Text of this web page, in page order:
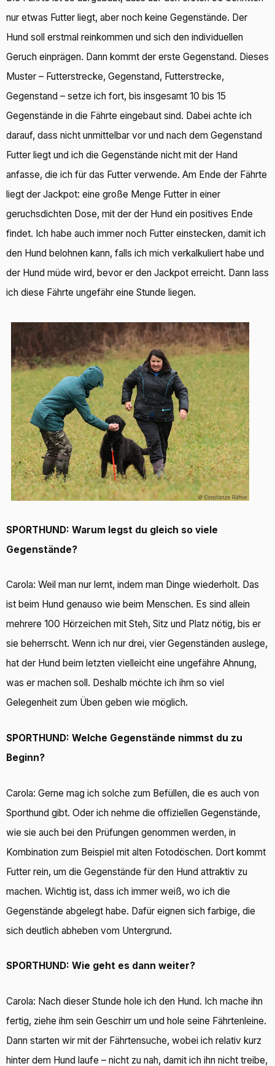
nur etwas Futter liegt, aber noch keine Gegenstände. Der
Hund soll erstmal reinkommen und sich den individuellen
Geruch einprägen. Dann kommt der erste Gegenstand. Dieses
Muster – Futterstrecke, Gegenstand, Futterstrecke,
Gegenstand – setze ich fort, bis insgesamt 10 bis 15
Gegenstände in die Fährte eingebaut sind. Dabei achte ich
darauf, dass nicht unmittelbar vor und nach dem Gegenstand
Futter liegt und ich die Gegenstände nicht mit der Hand
anfasse, die ich für das Futter verwende. Am Ende der Fährte
liegt der Jackpot: eine große Menge Futter in einer
geruchsdichten Dose, mit der der Hund ein positives Ende
findet. Ich habe auch immer noch Futter einstecken, damit ich
den Hund belohnen kann, falls ich mich verkalkuliert habe und
der Hund müde wird, bevor er den Jackpot erreicht. Dann lass
ich diese Fährte ungefähr eine Stunde liegen.
SPORTHUND: Warum legst du gleich so viele
Gegenstände?
Carola: Weil man nur lernt, indem man Dinge wiederholt. Das
ist beim Hund genauso wie beim Menschen. Es sind allein
mehrere 100 Hörzeichen mit Steh, Sitz und Platz nötig, bis er
sie beherrscht. Wenn ich nur drei, vier Gegenständen auslege,
hat der Hund beim letzten vielleicht eine ungefähre Ahnung,
was er machen soll. Deshalb möchte ich ihm so viel
Gelegenheit zum Üben geben wie möglich.
SPORTHUND: Welche Gegenstände nimmst du zu
Beginn?
Carola: Gerne mag ich solche zum Befüllen, die es auch von
Sporthund gibt. Oder ich nehme die offiziellen Gegenstände,
wie sie auch bei den Prüfungen genommen werden, in
Kombination zum Beispiel mit alten Fotodöschen. Dort kommt
Futter rein, um die Gegenstände für den Hund attraktiv zu
machen. Wichtig ist, dass ich immer weiß, wo ich die
Gegenstände abgelegt habe. Dafür eignen sich farbige, die
sich deutlich abheben vom Untergrund.
SPORTHUND: Wie geht es dann weiter?
Carola: Nach dieser Stunde hole ich den Hund. Ich mache ihn
fertig, ziehe ihm sein Geschirr um und hole seine Fährtenleine.
Dann starten wir mit der Fährtensuche, wobei ich relativ kurz
hinter dem Hund laufe – nicht zu nah, damit ich ihn nicht treibe,